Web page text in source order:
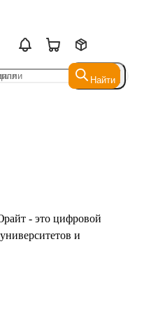
Найти
Найти
- это цифровой
и